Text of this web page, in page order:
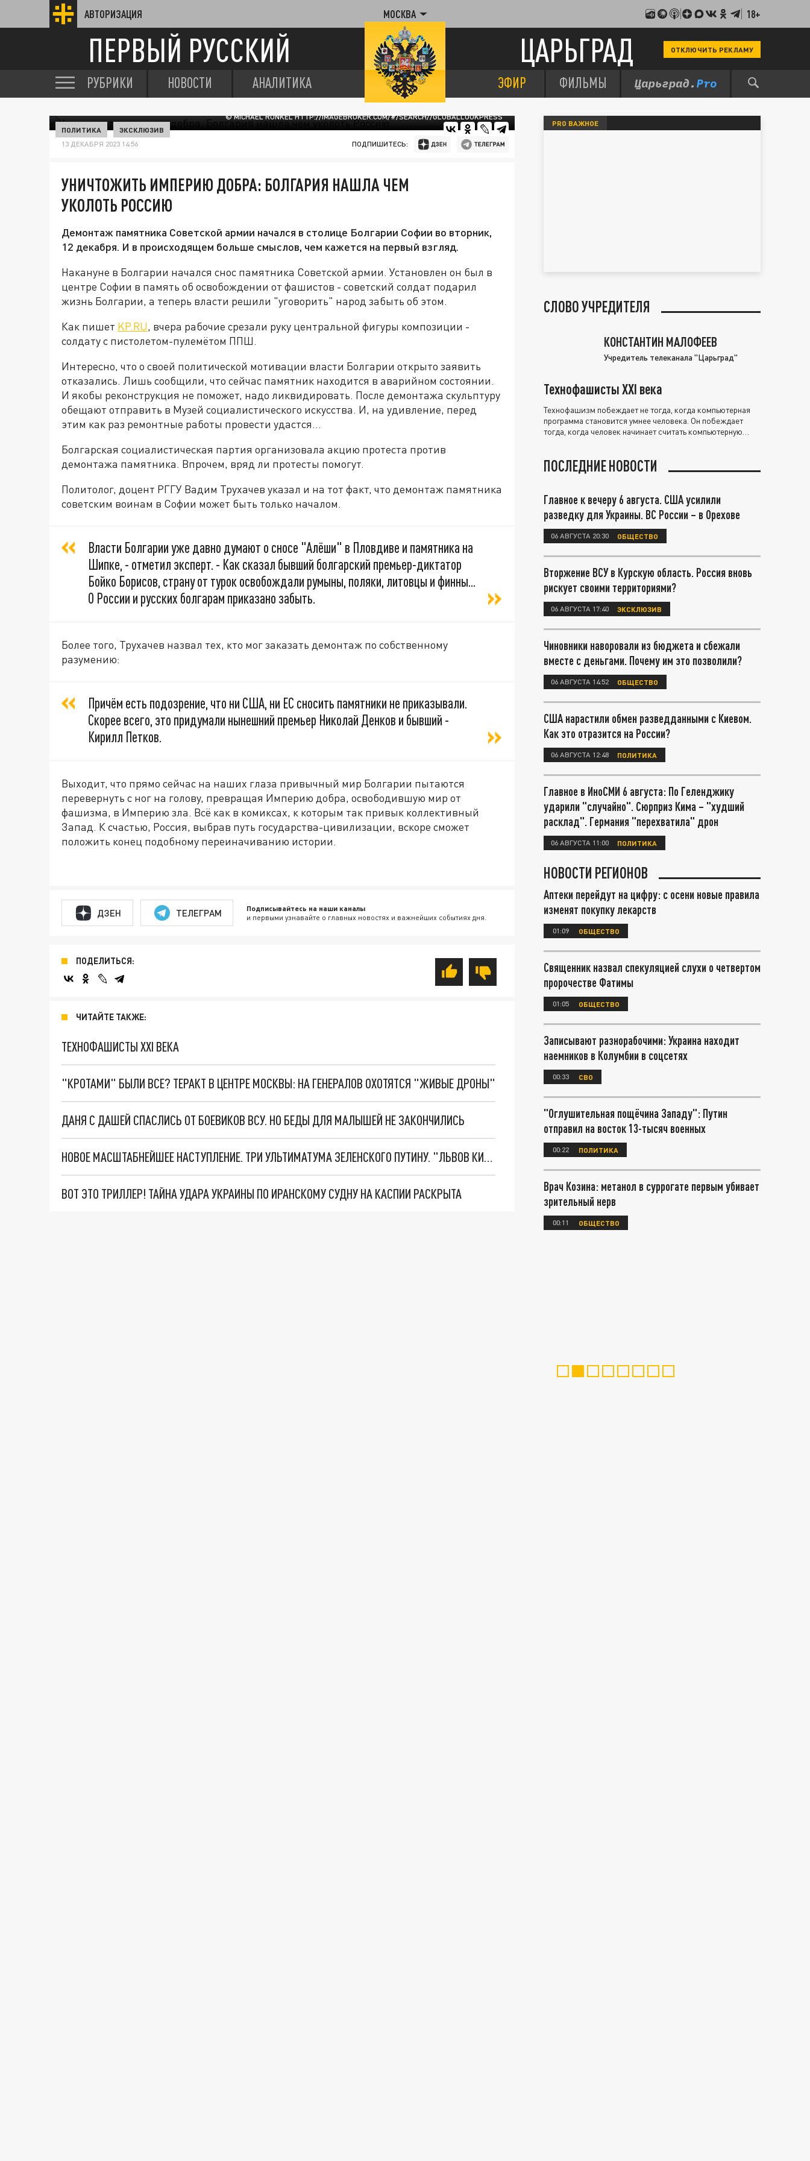
АВТОРИЗАЦИЯ МОСКВА 18+
ПЕРВЫЙ РУССКИЙ ЦАРЬГРАД ОТКЛЮЧИТЬ РЕКЛАМУ
РУБРИКИ НОВОСТИ АНАЛИТИКА ЭФИР ФИЛЬМЫ
© MICHAEL RUNKEL HTTP://IMAGEBROKER.COM/#/SEARCH//GLOBALLOOKPRESS
ПОЛИТИКА ЭКСКЛЮЗИВ
13 ДЕКАБРЯ 2023 14:56 ПОДПИШИТЕСЬ:
УНИЧТОЖИТЬ ИМПЕРИЮ ДОБРА: БОЛГАРИЯ НАШЛА ЧЕМ
УКОЛОТЬ РОССИЮ
Демонтаж памятника Советской армии начался в столице Болгарии Софии во вторник,
12 декабря. И в происходящем больше смыслов, чем кажется на первый взгляд.
Накануне в Болгарии начался снос памятника Советской армии. Установлен он был в
центре Софии в память об освобождении от фашистов - советский солдат подарил
жизнь Болгарии, а теперь власти решили "уговорить" народ забыть об этом.
Как пишет KP.RU, вчера рабочие срезали руку центральной фигуры композиции -
солдату с пистолетом-пулемётом ППШ.
Интересно, что о своей политической мотивации власти Болгарии открыто заявить
отказались. Лишь сообщили, что сейчас памятник находится в аварийном состоянии.
И якобы реконструкция не поможет, надо ликвидировать. После демонтажа скульптуру
обещают отправить в Музей социалистического искусства. И, на удивление, перед
этим как раз ремонтные работы провести удастся...
Болгарская социалистическая партия организовала акцию протеста против
демонтажа памятника. Впрочем, вряд ли протесты помогут.
Политолог, доцент РГГУ Вадим Трухачев указал и на тот факт, что демонтаж памятника
советским воинам в Софии может быть только началом.
Власти Болгарии уже давно думают о сносе "Алёши" в Пловдиве и памятника на
Шипке, - отметил эксперт. - Как сказал бывший болгарский премьер-диктатор
Бойко Борисов, страну от турок освобождали румыны, поляки, литовцы и финны...
О России и русских болгарам приказано забыть.
Более того, Трухачев назвал тех, кто мог заказать демонтаж по собственному
разумению:
Причём есть подозрение, что ни США, ни ЕС сносить памятники не приказывали.
Скорее всего, это придумали нынешний премьер Николай Денков и бывший -
Кирилл Петков.
Выходит, что прямо сейчас на наших глаза привычный мир Болгарии пытаются
перевернуть с ног на голову, превращая Империю добра, освободившую мир от
фашизма, в Империю зла. Всё как в комиксах, к которым так привык коллективный
Запад. К счастью, Россия, выбрав путь государства-цивилизации, вскоре сможет
положить конец подобному переиначиванию истории.
ДЗЕН ТЕЛЕГРАМ Подписывайтесь на наши каналы
и первыми узнавайте о главных новостях и важнейших событиях дня.
ПОДЕЛИТЬСЯ:
ЧИТАЙТЕ ТАКЖЕ:
ТЕХНОФАШИСТЫ XXI ВЕКА
"КРОТАМИ" БЫЛИ ВСЕ? ТЕРАКТ В ЦЕНТРЕ МОСКВЫ: НА ГЕНЕРАЛОВ ОХОТЯТСЯ "ЖИВЫЕ ДРОНЫ"
ДАНЯ С ДАШЕЙ СПАСЛИСЬ ОТ БОЕВИКОВ ВСУ. НО БЕДЫ ДЛЯ МАЛЫШЕЙ НЕ ЗАКОНЧИЛИСЬ
НОВОЕ МАСШТАБНЕЙШЕЕ НАСТУПЛЕНИЕ. ТРИ УЛЬТИМАТУМА ЗЕЛЕНСКОГО ПУТИНУ. "ЛЬВОВ КИМА" ПОСТАВЯТ НА ПВО? ГЛОБАЛЬНЫЙ ПРОРЫВ ПОД ЗАПОРОЖЬЕМ
ВОТ ЭТО ТРИЛЛЕР! ТАЙНА УДАРА УКРАИНЫ ПО ИРАНСКОМУ СУДНУ НА КАСПИИ РАСКРЫТА
PRO ВАЖНОЕ
СЛОВО УЧРЕДИТЕЛЯ
КОНСТАНТИН МАЛОФЕЕВ
Учредитель телеканала "Царьград"
Технофашисты XXI века
Технофашизм побеждает не тогда, когда компьютерная
программа становится умнее человека. Он побеждает
тогда, когда человек начинает считать компьютерную
ПОСЛЕДНИЕ НОВОСТИ
Главное к вечеру 6 августа. США усилили
разведку для Украины. ВС России – в Орехове
06 АВГУСТА 20:30 ОБЩЕСТВО
Вторжение ВСУ в Курскую область. Россия вновь
рискует своими территориями?
06 АВГУСТА 17:40 ЭКСКЛЮЗИВ
Чиновники наворовали из бюджета и сбежали
вместе с деньгами. Почему им это позволили?
06 АВГУСТА 14:52 ОБЩЕСТВО
США нарастили обмен разведданными с Киевом.
Как это отразится на России?
06 АВГУСТА 12:48 ПОЛИТИКА
Главное в ИноСМИ 6 августа: По Геленджику
ударили "случайно". Сюрприз Кима – "худший
расклад". Германия "перехватила" дрон
06 АВГУСТА 11:00 ПОЛИТИКА
НОВОСТИ РЕГИОНОВ
Аптеки перейдут на цифру: с осени новые правила
изменят покупку лекарств
01:09 ОБЩЕСТВО
Священник назвал спекуляцией слухи о четвертом
пророчестве Фатимы
01:05 ОБЩЕСТВО
Записывают разнорабочими: Украина находит
наемников в Колумбии в соцсетях
00:33 СВО
"Оглушительная пощёчина Западу": Путин
отправил на восток 13-тысяч военных
00:22 ПОЛИТИКА
Врач Козина: метанол в суррогате первым убивает
зрительный нерв
00:11 ОБЩЕСТВО